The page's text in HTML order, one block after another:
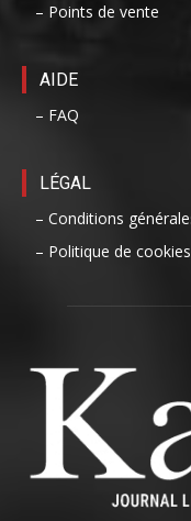
– Points de vente
AIDE
– FAQ
LÉGAL
– Conditions
– Politique de